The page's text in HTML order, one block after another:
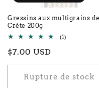
Gressins aux multigrains de
Crète 200g
(1)
Prix
habituel
$7.00 USD
Rupture de stock